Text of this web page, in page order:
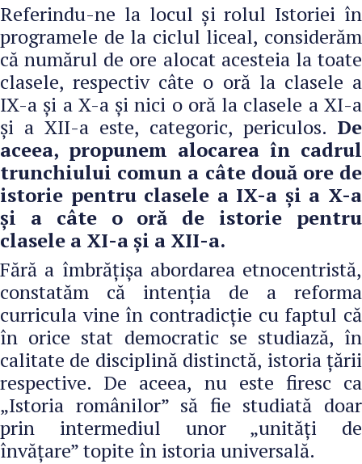
Referindu-ne la locul și rolul Istoriei în
programele de la ciclul liceal, considerăm
că numărul de ore alocat acesteia la toate
clasele, respectiv câte o oră la clasele a
IX-a și a X-a și nici o oră la clasele a XI-a
și a XII-a este, categoric, periculos. De
aceea, propunem alocarea în cadrul
trunchiului comun a câte două ore de
istorie pentru clasele a IX-a și a X-a
și a câte o oră de istorie pentru
clasele a XI-a și a XII-a.
Fără a îmbrăţişa abordarea etnocentristă,
constatăm că intenţia de a reforma
curricula vine în contradicție cu faptul că
în orice stat democratic se studiază, în
calitate de disciplină distinctă, istoria țării
respective. De aceea, nu este firesc ca
„Istoria românilor” să fie studiată doar
prin intermediul unor „unități de
învățare” topite în istoria universală.